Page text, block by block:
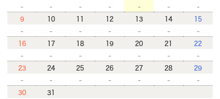
- - - - - - -
9
-
10
-
11
-
12
-
13
-
14
-
15
-
16
-
17
-
18
-
19
-
20
-
21
-
22
-
23
-
24
-
25
-
26
-
27
-
28
-
29
-
30 31